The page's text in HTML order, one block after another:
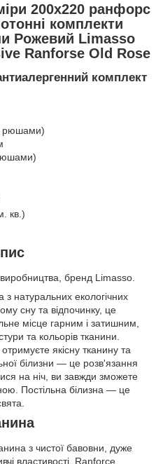
200х220 ранфорс
комплекти
Рожевий Limasso
Ranforse Old Rose
комплект
рюшами)
кв.)
виробництва, бренд Limasso.
з натуральних екологічних
сну та відпочинку, це
місце гарним і затишним,
та кольорів тканини.
якісну тканину та
білизни — це розв'язання
на ніч, ви завжди зможете
Постільна білизна — це
з чистої бавовни, дуже
властивості. Ranforce